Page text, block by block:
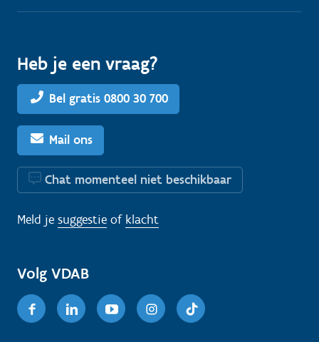
Heb je een vraag?
Bel gratis 0800 30 700
Mail ons
Chat momenteel niet beschikbaar
Meld je suggestie of klacht
Volg VDAB
FacebookLinkedinYoutubeInstagram